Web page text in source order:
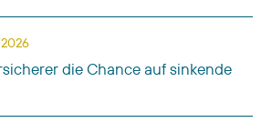
die Chance auf sinkende